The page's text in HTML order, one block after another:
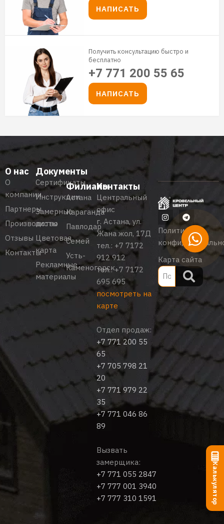
НАПИСАТЬ
Получить консультацию быстро и
бесплатно
+7 771 200 55 65
НАПИСАТЬ
О нас
О
компании
Партнеры
Производство
Отзывы
Контакты
Документы
Сертификаты
Инструкции
Замерные
листы
Цветовая
карта
Рекламные
материалы
Филиалы
Астана
Караганда
Павлодар
Семей
Усть-
Каменогорск
Контакты
Центральный
офис
г. Астана, ул.
Жана жол, 17Д
тел.: +7 7172
912 912
тел.:+7 7172
695 695
посмотреть на
карте
Отдел продаж:
+7 771 200 55
65
+7 705 798 21
20
+7 771 979 22
35
+7 771 046 86
89
Вызвать
замерщика:
+7 771 055 2847
+7 777 001 3940
+7 777 310 1591
Политика
Карта сайта
Калькулятор